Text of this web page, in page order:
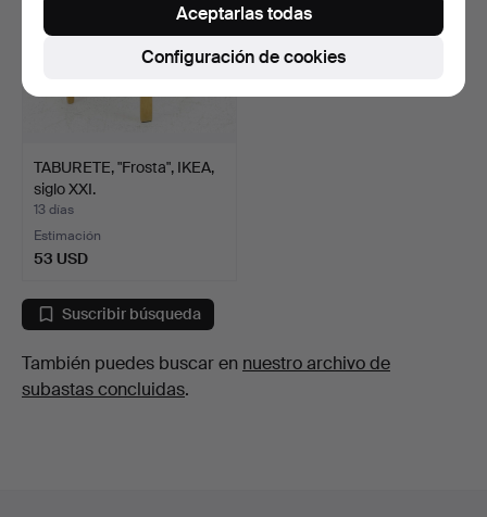
TABURETE, "Frosta", IKEA,
siglo XXI.
13 días
Estimación
53 USD
Suscribir búsqueda
También puedes buscar en nuestro archivo de
subastas concluidas.
Configuración de cookies
Aceptarlas todas